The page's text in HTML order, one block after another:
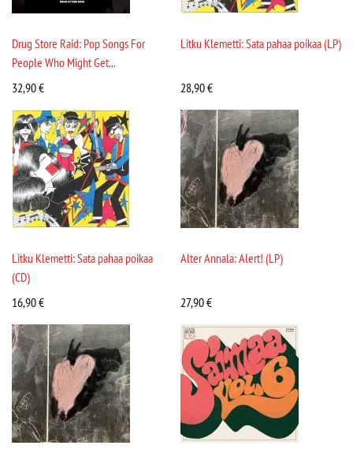
Drug Store Raid: Pop Songs For
People Who Might Get...
32,90€
Litku Klemetti: Sata pahaa poikaa (LP)
28,90€
Litku Klemetti: Sata pahaa poikaa
(CD)
16,90€
Alter Annala: Alert! (LP)
27,90€